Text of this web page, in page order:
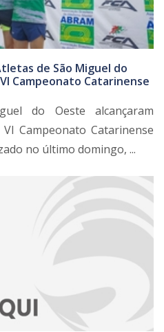
de São Miguel do
Campeonato Catarinense
do Oeste alcançaram
Campeonato Catarinense
no último domingo, ...